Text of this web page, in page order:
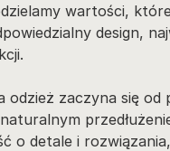
wartości,
design,
odzież zaczyna się
o detale i